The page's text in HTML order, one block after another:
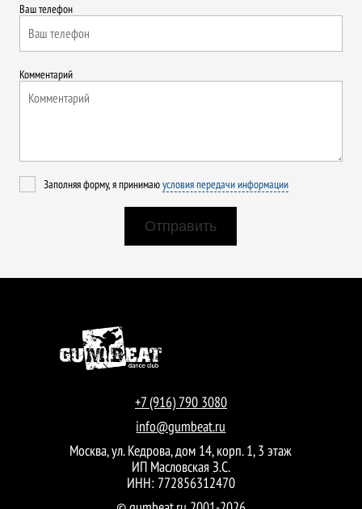
Ваш телефон
Комментарий
Заполняя форму, я принимаюусловия передачи информации
+7 (916) 790 3080
info@gumbeat.ru
Москва, ул. Кедрова, дом 14, корп. 1, 3 этаж
ИП Масловская З.С.
ИНН: 772856312470